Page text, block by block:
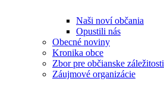
Naši noví občania
Opustili nás
Obecné noviny
Kronika obce
Zbor pre občianske záležitosti
Záujmové organizácie